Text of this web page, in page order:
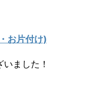
お片付け)
ました！